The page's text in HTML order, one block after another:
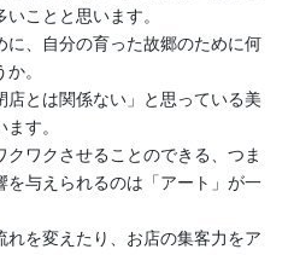
ことと思います。
、自分の育った故郷のために何
。
店とは関係ない」と思っている美
す。
クワクさせることのできる、つま
を与えられるのは「アート」が一
を変えたり、お店の集客力をア